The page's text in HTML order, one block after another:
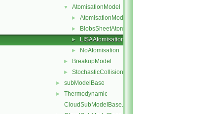
▼ AtomisationModel
► AtomisationModel
► BlobsSheetAtomisation
► LISAAtomisation
► NoAtomisation
► BreakupModel
► StochasticCollision
► subModelBase
►
Thermodynamic
CloudSubModelBase.C